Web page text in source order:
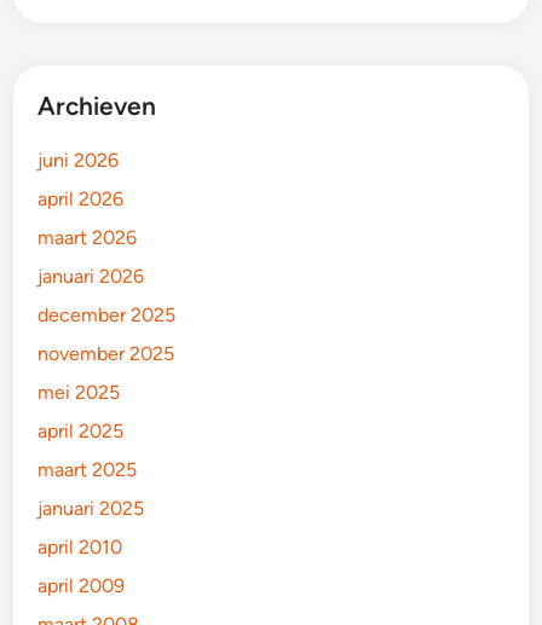
Archieven
juni 2026
april 2026
maart 2026
januari 2026
december 2025
november 2025
mei 2025
april 2025
maart 2025
januari 2025
april 2010
april 2009